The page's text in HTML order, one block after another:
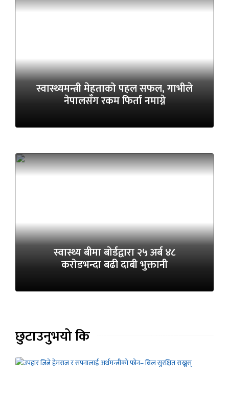
स्वास्थ्यमन्त्री मेहताको पहल सफल, गाभीले
नेपालसँग रकम फिर्ता नमाग्ने
स्वास्थ्य बीमा बोर्डद्वारा २५ अर्ब ४८
करोडभन्दा बढी दाबी भुक्तानी
छुटाउनुभयो कि